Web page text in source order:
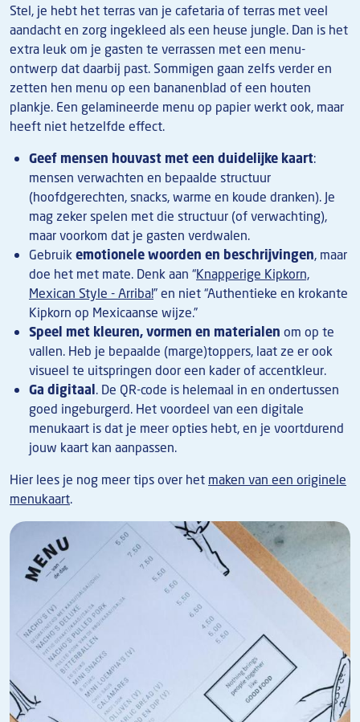
Stel, je hebt het terras van je cafetaria of terras met veel
aandacht en zorg ingekleed als een heuse jungle. Dan is het
extra leuk om je gasten te verrassen met een menu-
ontwerp dat daarbij past. Sommigen gaan zelfs verder en
zetten hen menu op een bananenblad of een houten
plankje. Een gelamineerde menu op papier werkt ook, maar
heeft niet hetzelfde effect.
Geef mensen houvast met een duidelijke kaart:
mensen verwachten en bepaalde structuur
(hoofdgerechten, snacks, warme en koude dranken). Je
mag zeker spelen met die structuur (of verwachting),
maar voorkom dat je gasten verdwalen.
Gebruikemotionele woorden en beschrijvingen, maar
doe het met mate. Denk aan “Knapperige Kipkorn,
Mexican Style - Arriba!” en niet “Authentieke en krokante
Kipkorn op Mexicaanse wijze.”
Speel met kleuren, vormen en materialen om op te
vallen. Heb je bepaalde (marge)toppers, laat ze er ook
visueel te uitspringen door een kader of accentkleur.
Ga digitaal. De QR-code is helemaal in en ondertussen
goed ingeburgerd. Het voordeel van een digitale
menukaart is dat je meer opties hebt, en je voortdurend
jouw kaart kan aanpassen.
Hier lees je nog meer tips over het maken van een originele
menukaart.
Afbeelding